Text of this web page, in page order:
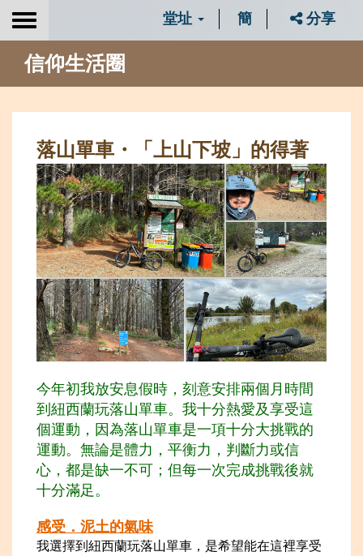
Toggle
堂址 簡 分享
信仰生活圈
落山單車・「上山下坡」的得著
今年初我放安息假時，刻意安排兩個月時間
到紐西蘭玩落山單車。我十分熱愛及享受這
個運動，因為落山單車是一項十分大挑戰的
運動。無論是體力，平衡力，判斷力或信
心，都是缺一不可；但每一次完成挑戰後就
十分滿足。
感受．泥土的氣味
我選擇到紐西蘭玩落山單車，是希望能在這裡享受